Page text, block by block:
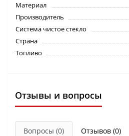
Материал
Производитель
Система чистое стекло
Страна
Топливо
Отзывы и вопросы
Вопросы (0) Отзывов (0)